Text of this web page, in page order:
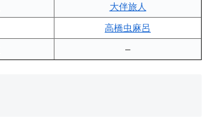
大伴旅人
高橋虫麻呂
–